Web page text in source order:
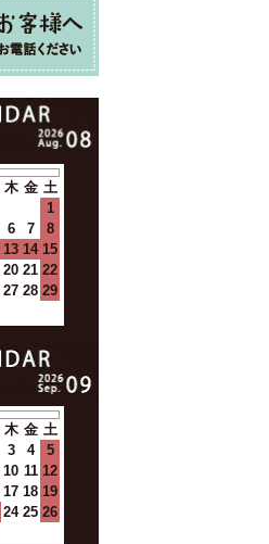
木 金 土
1
6 7
8
13 14 15
20 21 22
27 28 29
木 金 土
3 4
5
10 11 12
17 18 19
24 25 26